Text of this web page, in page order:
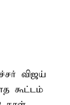
விஜய்
கூட்டம்